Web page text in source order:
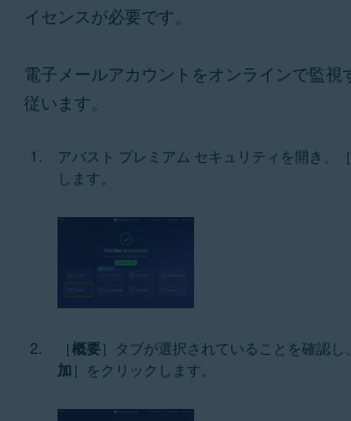
イセンスが必要です。
電子メールアカウントをオンラインで監視
従います。
アバスト プレミアム セキュリティを開き、
します。
［概要］タブが選択されていることを確認し
加 ］をクリックします。